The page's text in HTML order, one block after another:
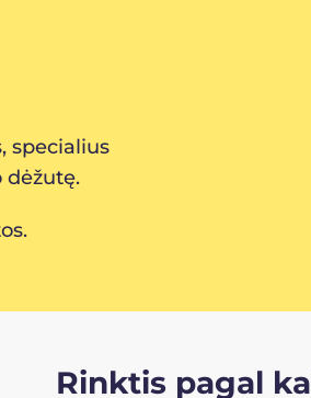
specialius
dėžutę.
Rinktis pagal